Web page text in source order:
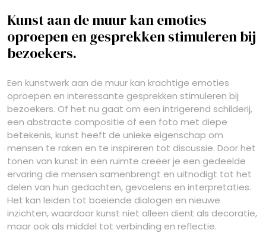
Kunst aan de muur kan emoties
oproepen en gesprekken stimuleren bij
bezoekers.
Een kunstwerk aan de muur kan krachtige emoties
oproepen en interessante gesprekken stimuleren bij
bezoekers. Of het nu gaat om een intrigerend schilderij,
een abstracte compositie of een foto met diepe
betekenis, kunst heeft de unieke eigenschap om
mensen te raken en te inspireren tot discussie. Door het
tonen van kunst in een ruimte creëer je een gedeelde
ervaring die mensen samenbrengt en uitnodigt tot het
delen van hun gedachten, gevoelens en interpretaties.
Het kan leiden tot boeiende dialogen en nieuwe
inzichten, waardoor kunst niet alleen dient als decoratie,
maar ook als middel tot verbinding en reflectie.